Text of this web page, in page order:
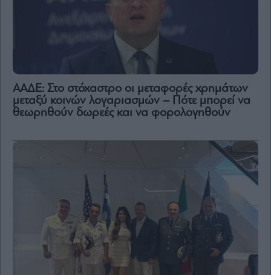
ΑΑΔΕ: Στο στόχαστρο οι μεταφορές χρημάτων
μεταξύ κοινών λογαριασμών – Πότε μπορεί να
θεωρηθούν δωρεές και να φορολογηθούν